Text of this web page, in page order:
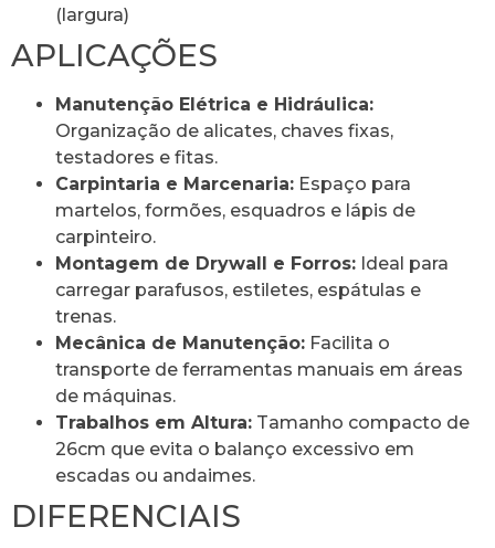
(largura)
APLICAÇÕES
Manutenção Elétrica e Hidráulica:
Organização de alicates, chaves fixas,
testadores e fitas.
Carpintaria e Marcenaria: Espaço para
martelos, formões, esquadros e lápis de
carpinteiro.
Montagem de Drywall e Forros: Ideal para
carregar parafusos, estiletes, espátulas e
trenas.
Mecânica de Manutenção: Facilita o
transporte de ferramentas manuais em áreas
de máquinas.
Trabalhos em Altura: Tamanho compacto de
26cm que evita o balanço excessivo em
escadas ou andaimes.
DIFERENCIAIS